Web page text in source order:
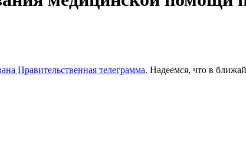
Правительственная телеграмма. Надеемся, что в